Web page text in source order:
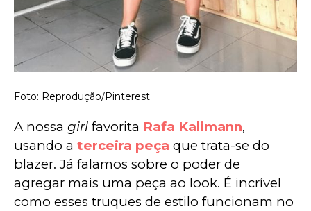
Foto: Reprodução/Pinterest
A nossa girl favorita Rafa Kalimann,
usando a terceira peça que trata-se do
blazer. Já falamos sobre o poder de
agregar mais uma peça ao look. É incrível
como esses truques de estilo funcionam no